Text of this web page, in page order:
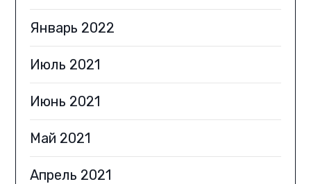
Январь 2022
Июль 2021
Июнь 2021
Май 2021
Апрель 2021